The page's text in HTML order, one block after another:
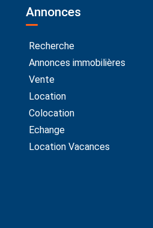
Annonces
Recherche
Annonces immobilières
Vente
Location
Colocation
Echange
Location Vacances